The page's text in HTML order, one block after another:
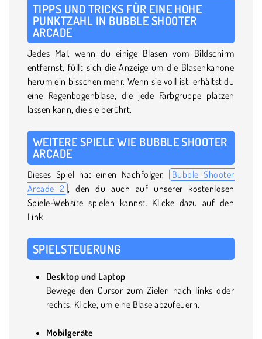
TIPPS UND TRICKS FÜR EINE HOHE
PUNKTZAHL IN BUBBLE SHOOTER
ARCADE
Jedes Mal, wenn du einige Blasen vom Bildschirm
entfernst, füllt sich die Anzeige um die Blasenkanone
herum ein bisschen mehr. Wenn sie voll ist, erhältst du
eine Regenbogenblase, die jede Farbgruppe platzen
lassen kann, die sie berührt.
WEITERE SPIELE WIE BUBBLE SHOOTER
ARCADE
Dieses Spiel hat einen Nachfolger,
Bubble Shooter
Arcade 2 , den du auch auf unserer kostenlosen
Spiele-Website spielen kannst. Klicke dazu auf den
Link.
SPIELSTEUERUNG
Desktop und Laptop
Bewege den Cursor zum Zielen nach links oder
rechts. Klicke, um eine Blase abzufeuern.
Mobilgeräte